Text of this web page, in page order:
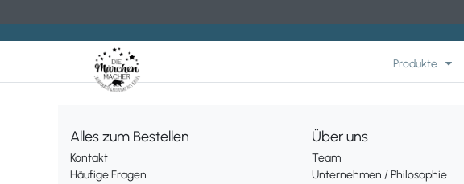
Produkte
Alles zum Bestellen
Kontakt
Häufige Fragen
Über uns
Team
Unternehmen / Philosophie